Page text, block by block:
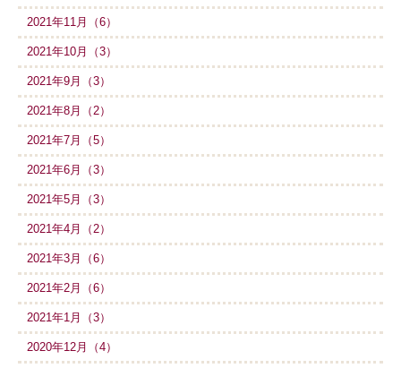
2021年11月（6）
2021年10月（3）
2021年9月（3）
2021年8月（2）
2021年7月（5）
2021年6月（3）
2021年5月（3）
2021年4月（2）
2021年3月（6）
2021年2月（6）
2021年1月（3）
2020年12月（4）